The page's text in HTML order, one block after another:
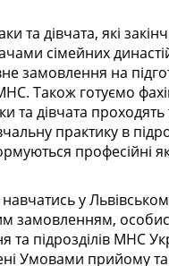
та дівчата, які
сімейних
замовлення на
Також готуємо
та дівчата
практику в
професійні
у
замовленням,
та підрозділів МНС
Умовами прийому